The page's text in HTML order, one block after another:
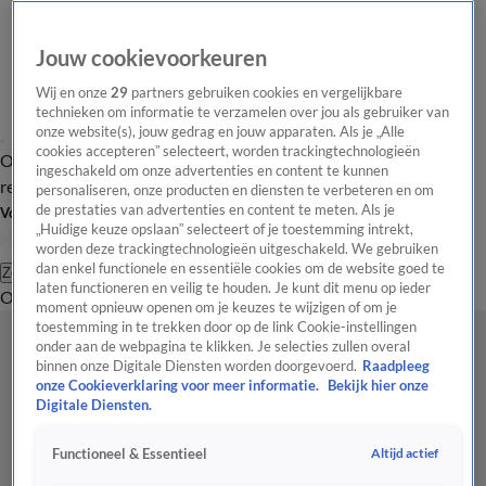
Overzicht Laatste nieuws Regionieuws Het beste van Hart
Tip de
redactie
Volg Hart van Nederland
Zoeken
OverzichtRegioUitzendingenWeerTip de redactiePanelVideo's
Jouw cookievoorkeuren
Wij en onze29 partners gebruiken cookies en vergelijkbare
technieken om informatie te verzamelen over jou als gebruiker van
onze website(s), jouw gedrag en jouw apparaten. Als je „Alle
cookies accepteren” selecteert, worden trackingtechnologieën
ingeschakeld om onze advertenties en content te kunnen
personaliseren, onze producten en diensten te verbeteren en om
de prestaties van advertenties en content te meten. Als je
„Huidige keuze opslaan” selecteert of je toestemming intrekt,
worden deze trackingtechnologieën uitgeschakeld. We gebruiken
dan enkel functionele en essentiële cookies om de website goed te
laten functioneren en veilig te houden. Je kunt dit menu op ieder
moment opnieuw openen om je keuzes te wijzigen of om je
toestemming in te trekken door op de link Cookie-instellingen
onder aan de webpagina te klikken. Je selecties zullen overal
binnen onze Digitale Diensten worden doorgevoerd. Raadpleeg
onze Cookieverklaring voor meer informatie.
Bekijk hier onze
Digitale Diensten.
Functioneel & Essentieel Altijd actief